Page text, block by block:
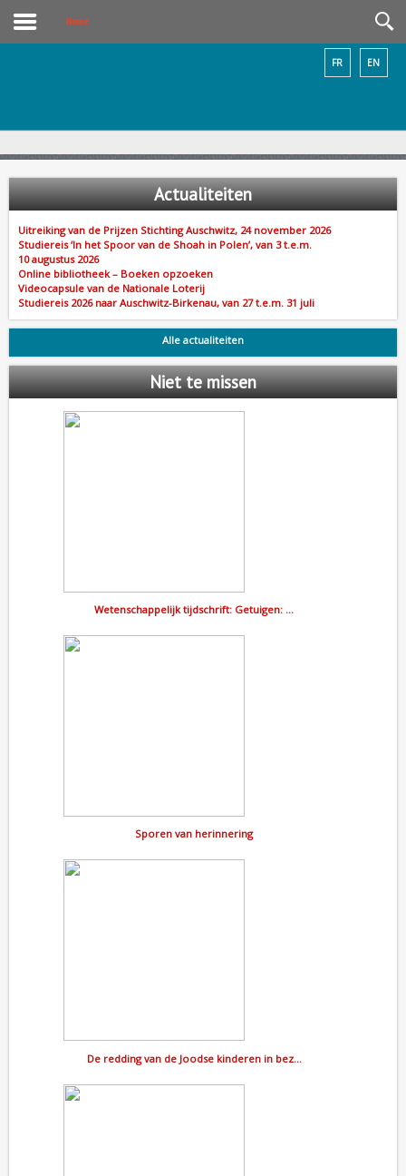
Home
EN
FR
Actualiteiten
Uitreiking van de Prijzen Stichting Auschwitz, 24 november 2026
Studiereis ‘In het Spoor van de Shoah in Polen’, van 3 t.e.m.
10 augustus 2026
Online bibliotheek – Boeken opzoeken
Videocapsule van de Nationale Loterij
Studiereis 2026 naar Auschwitz-Birkenau, van 27 t.e.m. 31 juli
Alle actualiteiten
Niette missen
Wetenschappelijk tijdschrift: Getuigen: …
Sporen van herinnering
De redding van de Joodse kinderen in bez…